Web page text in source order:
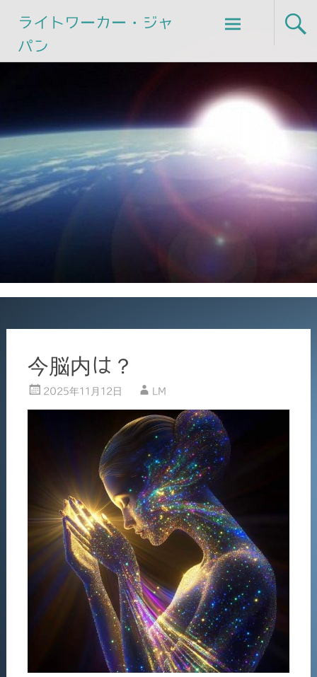
ライトワーカー・ジャ
パン
Skip
to
今脳内は？
2025年11月12日 LM